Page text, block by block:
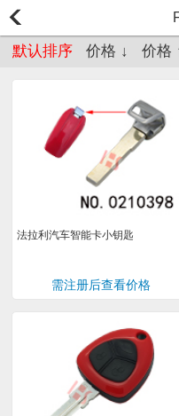
默认排序 价格 ↓ 价格
法拉利汽车智能卡小钥匙
需注册后查看价格